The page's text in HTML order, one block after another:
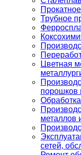
Трубное
Цветная
порошков
Обработка
металлов
сетей,